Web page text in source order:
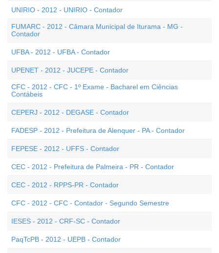
UNIRIO - 2012 - UNIRIO - Contador
FUMARC - 2012 - Câmara Municipal de Iturama - MG -
Contador
UFBA - 2012 - UFBA - Contador
UPENET - 2012 - JUCEPE - Contador
CFC - 2012 - CFC - 1º Exame - Bacharel em Ciências
Contábeis
CEPERJ - 2012 - DEGASE - Contador
FADESP - 2012 - Prefeitura de Alenquer - PA - Contador
FEPESE - 2012 - UFFS - Contador
CEC - 2012 - Prefeitura de Palmeira - PR - Contador
CEC - 2012 - RPPS-PR - Contador
CFC - 2012 - CFC - Contador - Segundo Semestre
IESES - 2012 - CRF-SC - Contador
PaqTcPB - 2012 - UEPB - Contador